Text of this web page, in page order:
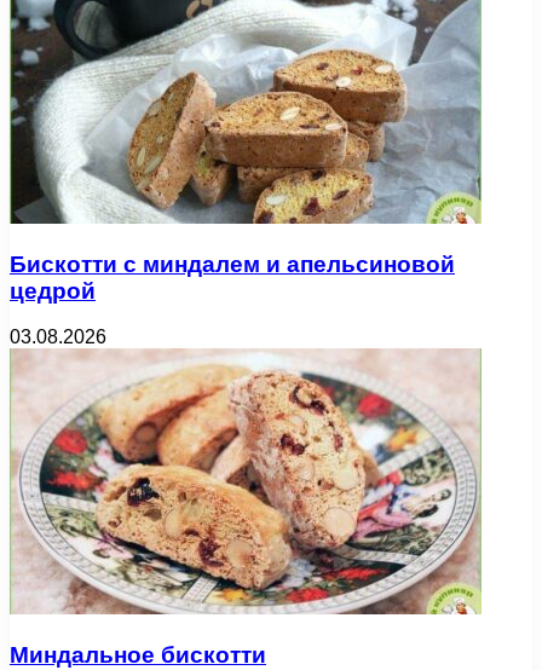
Бискотти с миндалем и апельсиновой
цедрой
03.08.2026
Миндальное бискотти